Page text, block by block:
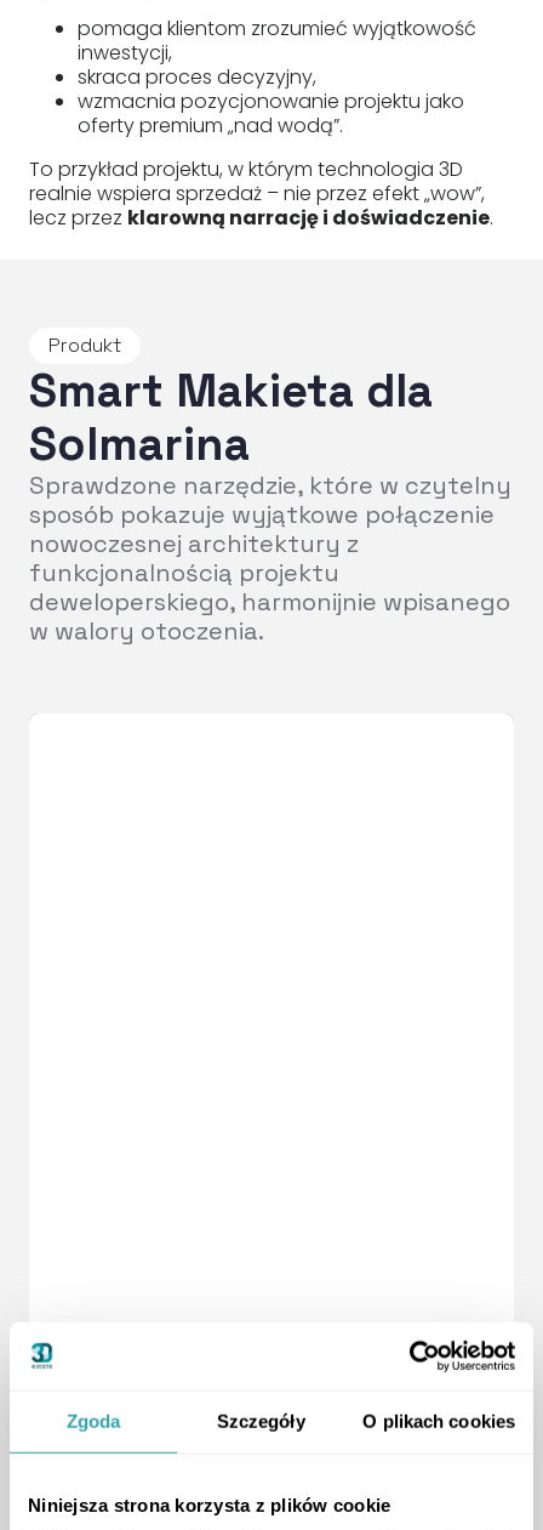
Zgoda Szczegóły O plikach cookies
Niniejsza strona korzysta z plików cookie
pomaga klientom zrozumieć wyjątkowość
inwestycji,
skraca proces decyzyjny,
wzmacnia pozycjonowanie projektu jako
oferty premium „nad wodą”.
To przykład projektu, w którym technologia 3D
realnie wspiera sprzedaż – nie przez efekt „wow”,
lecz przez klarowną narrację i doświadczenie.
Produkt
Smart Makieta dla
Solmarina
Sprawdzone narzędzie, które w czytelny
sposób pokazuje wyjątkowe połączenie
nowoczesnej architektury z
funkcjonalnością projektu
deweloperskiego, harmonijnie wpisanego
w walory otoczenia.